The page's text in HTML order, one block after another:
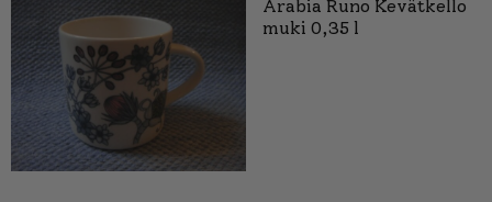
Arabia Runo Kevätkello
muki 0,35 l